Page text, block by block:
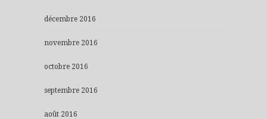
décembre 2016
novembre 2016
octobre 2016
septembre 2016
août 2016